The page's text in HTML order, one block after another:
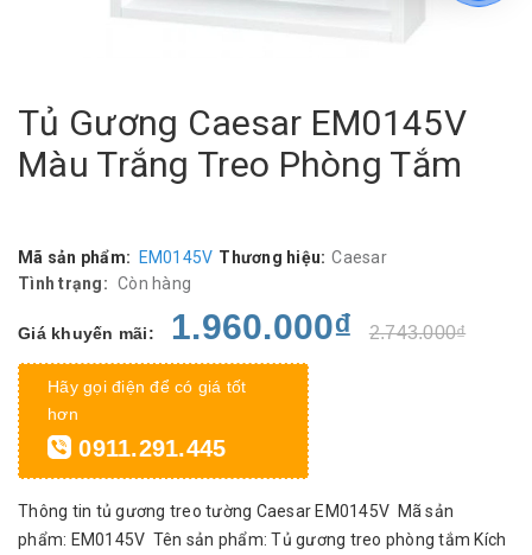
Tủ Gương Caesar EM0145V
Màu Trắng Treo Phòng Tắm
Mã sản phẩm: EM0145V Thương hiệu: Caesar
Tình trạng: Còn hàng
Giá khuyến mãi: 1.960.000₫ 2.743.000₫
Hãy gọi điện để có giá tốt
hơn
0911.291.445
Thông tin tủ gương treo tường Caesar EM0145V Mã sản
phẩm: EM0145V Tên sản phẩm: Tủ gương treo phòng tắm Kích